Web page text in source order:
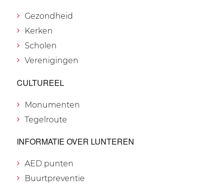
Gezondheid
Kerken
Scholen
Verenigingen
CULTUREEL
Monumenten
Tegelroute
INFORMATIE OVER LUNTEREN
AED punten
Buurtpreventie